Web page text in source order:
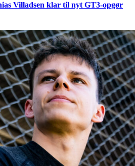
Villadsen klar til nyt GT3-opgør